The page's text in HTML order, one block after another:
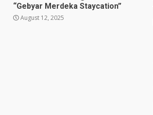
“Gebyar Merdeka Staycation”
August 12, 2025